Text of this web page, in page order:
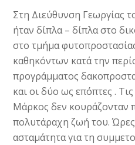
Στη Διεύθυνση Γεωργίας
ήταν δίπλα – δίπλα στο
στο τμήμα
καθηκόντων κατά την
προγράμματος
και οι δύο ως επόπτες .
Μάρκος δεν κουράζονταν
πολυτάραχη ζωή του.
ασταμάτητα για τη